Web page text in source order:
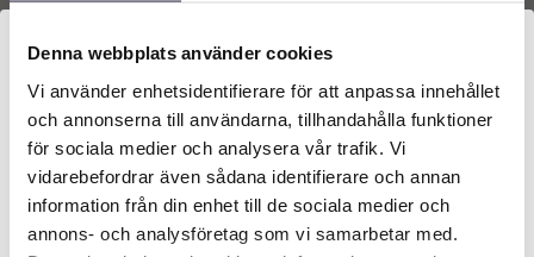
Denna webbplats använder cookies
Vi använder enhetsidentifierare för att anpassa innehållet
och annonserna till användarna, tillhandahålla funktioner
för sociala medier och analysera vår trafik. Vi
vidarebefordrar även sådana identifierare och annan
information från din enhet till de sociala medier och
annons- och analysföretag som vi samarbetar med.
Lägg till i
Välkommen till Webflower
Vilken typ av kund är du? Du kan alltid justera ditt val
längst upp på sidan.
Företagskund (exkl. moms)